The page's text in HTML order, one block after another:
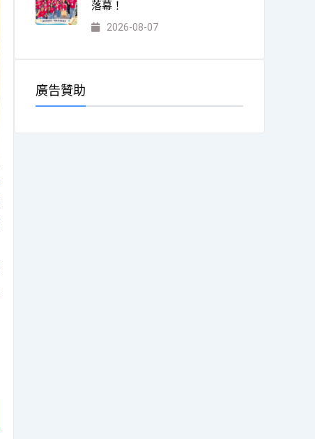
落幕！
2026-08-07
廣告贊助